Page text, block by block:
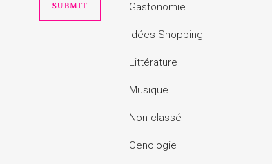
Gastonomie
Idées Shopping
Littérature
Musique
Non classé
Oenologie